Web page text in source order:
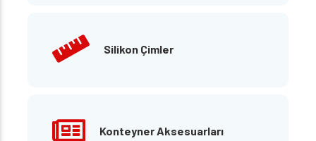
Silikon Çimler
Konteyner Aksesuarları